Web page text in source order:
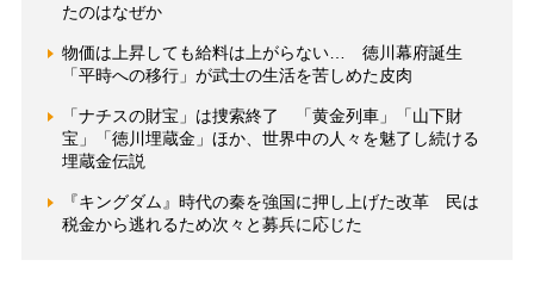
たのはなぜか
物価は上昇しても給料は上がらない… 徳川幕府誕生
「平時への移行」が武士の生活を苦しめた皮肉
「ナチスの財宝」は捜索終了 「黄金列車」「山下財
宝」「徳川埋蔵金」ほか、世界中の人々を魅了し続ける
埋蔵金伝説
『キングダム』時代の秦を強国に押し上げた改革 民は
税金から逃れるため次々と募兵に応じた